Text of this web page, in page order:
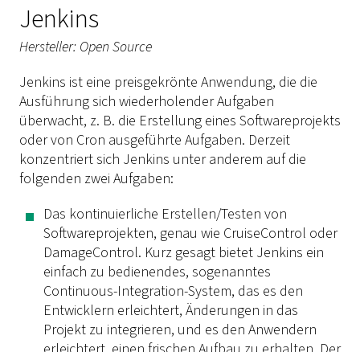
Jenkins
Hersteller: Open Source
Jenkins ist eine preisgekrönte Anwendung, die die
Ausführung sich wiederholender Aufgaben
überwacht, z. B. die Erstellung eines Softwareprojekts
oder von Cron ausgeführte Aufgaben. Derzeit
konzentriert sich Jenkins unter anderem auf die
folgenden zwei Aufgaben:
Das kontinuierliche Erstellen/Testen von
Softwareprojekten, genau wie CruiseControl oder
DamageControl. Kurz gesagt bietet Jenkins ein
einfach zu bedienendes, sogenanntes
Continuous-Integration-System, das es den
Entwicklern erleichtert, Änderungen in das
Projekt zu integrieren, und es den Anwendern